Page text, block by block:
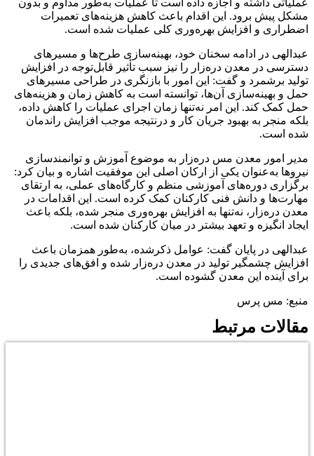
عملیاتی داشته و اجازه داده است تا عملیات به‌طور مداوم و بدون
مشکل پیش برود. این اقدام باعث کاهش هزینه‌های تعمیرات
اضطراری و افزایش بهره‌وری کلی عملیات شده است.
عبدالهی در ادامه سخنان خود، بهینه‌سازی طرح‌ها و مسیرهای
دسترسی در معدن دره‌زار را نیز سبب تأثیر قابل‌توجه در افزایش
تولید برشمرد و گفت: این امور با بازنگری در طراحی مسیرهای
حمل و بهینه‌سازی آن‌ها، توانسته است به کاهش زمان و هزینه‌های
حمل کمک کند. این امر نه‌تنها زمان اجرای عملیات را کاهش داده،
بلکه منجر به بهبود جریان کار و درنتیجه موجب افزایش راندمان
شده است.
مدیر امور معدن مس دره‌زار به موضوع آموزش و توانمندسازی
نیروها به‌عنوان یکی از ارکان اصلی این موفقیت اشاره و بیان کرد:
برگزاری دوره‌های آموزشی منظم و کارگاه‌های عملی، به ارتقای
مهارت‌ها و دانش فنی کارکنان کمک کرده است. این اقدامات در
معدن دره‌زار، نه‌تنها به افزایش بهره‌وری منجر شده، بلکه باعث
ایجاد انگیزه و تعهد بیشتر در میان کارکنان شده است.
عبدالهی در پایان گفت: عوامل ذکرشده، به‌طور همزمان باعث
افزایش چشمگیر تولید در معدن دره‌زار شده و افق‌های جدیدی را
برای آینده این معدن گشوده است.
منبع: مس پرس
مقالات مرتبط